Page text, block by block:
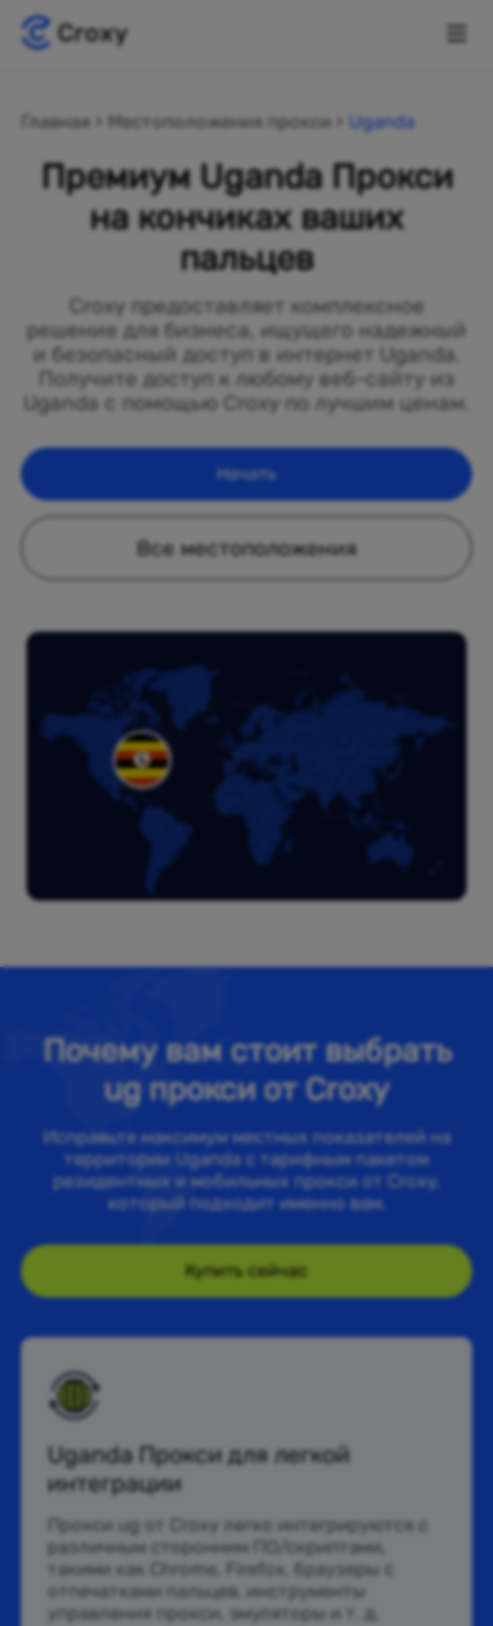
Главная Местоположения прокси Uganda
Премиум Uganda Прокси
на кончиках ваших
пальцев
Croxy предоставляет комплексное
решение для бизнеса, ищущего надежный
и безопасный доступ в интернет Uganda.
Получите доступ к любому веб-сайту из
Uganda с помощью Croxy по лучшим ценам.
Начать
Все местоположения
Почему вам стоит выбрать
ug прокси от Croxy
Исправьте максимум местных показателей на
территории Uganda с тарифным пакетом
резидентных и мобильных прокси от Croxy,
который подходит именно вам.
Купить сейчас
Uganda Прокси для легкой
интеграции
Прокси ug от Croxy легко интегрируются с
различным сторонним ПО/скриптами,
такими как Chrome, Firefox, браузеры с
отпечатками пальцев, инструменты
управления прокси, эмуляторы и т. д.